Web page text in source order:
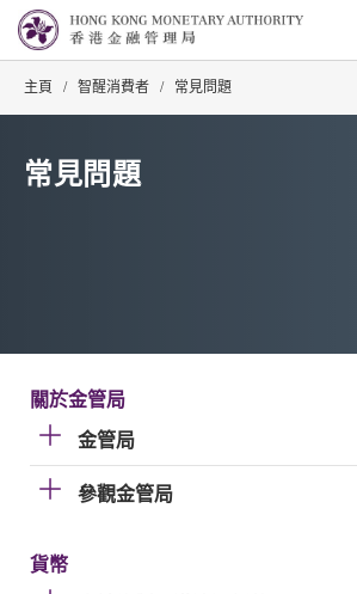
主頁 / 智醒消費者 / 常見問題
常見問題
關於金管局
金管局
參觀金管局
貨幣